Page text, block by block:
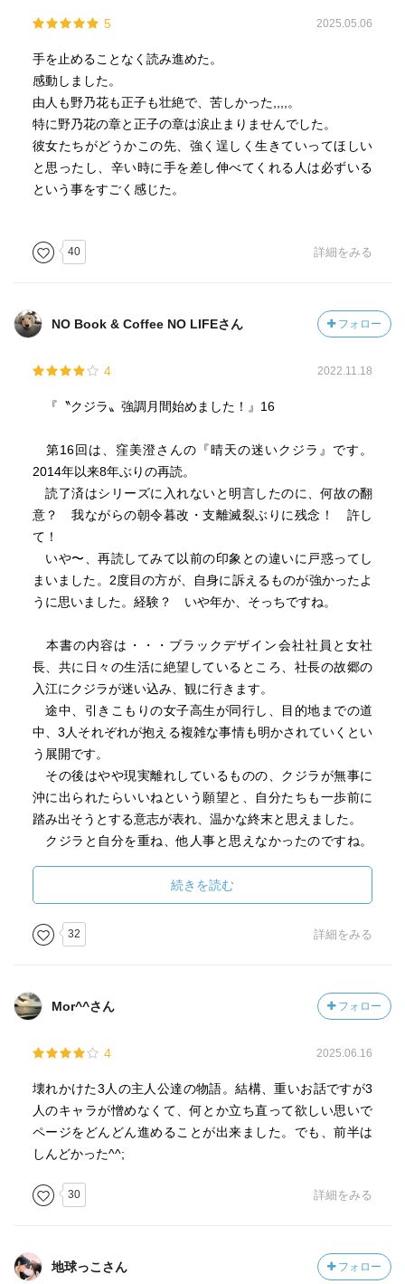
をしていた母親の元に誕生。『体の弱いお兄ちゃんと小さ
な妹』を大切にする『お母さんチーム』に対して、三人兄
妹の中で唯一『おばあちゃんチーム』で育つ。追われるよ
うにして上京。専門学校時代に『親が金持ち』のミカと出
会い付き合うも不穏な気配が…。『デザイン会社』で『下
っ端』として働くも暗雲立ち込め…。
らも缶詰工場で働く母親の元、『掘っ立て小屋のような』
家で育つ。『物心ついたころから』『絵を描くことが好
た後に上京。『デザイン会社』を興し社長を務める。由人
生。『細菌性髄膜炎で生後七カ月で死』んだ姉がいた。母
いとだめなのよ』と言い、『お母さんを大事にしてあげな
いと』と繰り返し正子を諭す父親の元に育つ。『午後五時
という門限』の中に高校生活を送る正子は、その生活自体
に違和感を感じていきます。
三人の主人公たちは、男性一人、女性二人、そして十代、
二十代、四十代と、全く異なる世界をそれぞれに生きてい
ます。そんな三人の接点は、上記の通り、野々花と由人は
子との繋がりですが、これを書くのはネタバレ？なのか？
と一瞬思いましたが、内容紹介にこんな風に説明されてい
ますので、そのまま触れておきます。
“デザイン会社に勤める由人は、失恋と激務でうつを発症し
た。社長の野乃花は、潰れゆく会社とともに人生を終わら
せる決意をした。死を選ぶ前にと、湾に迷い込んだクジラ
を見に南の半島へ向かった二人は、道中、女子高生の正子
を拾う”。
図らずもクジラとの接点までもが内容紹介に語られていま
すが、だからといってこの情報を事前に知ったとしてもこ
の主人公と正子が出会う、その運命の出会い、内容紹介
にし、クライマックスのクジラを見る場面が登場する第四
章へと繋がってるいく物語展開は、それまで鬱屈とした読
書を強いられた読者にとっても、まさしく光を見る展開で
『ぐるぐるとした同じ迷路。迷っているのはクジラと同じ
だ、と正子は思う』。
浅瀬へと迷い込み命の危機と紙一重な状況に陥るクジラ。
込められた想いを“みんな精一杯やっているんですよね...。
5 2025.05.06
手を止めることなく読み進めた。
感動しました。
由人も野乃花も正子も壮絶で、苦しかった,,,,。
特に野乃花の章と正子の章は涙止まりませんでした。
彼女たちがどうかこの先、強く逞しく生きていってほしい
と思ったし、辛い時に手を差し伸べてくれる人は必ずいる
という事をすごく感じた。
40 詳細をみる
NO Book & Coffee NO LIFEさん フォロー
4 2022.11.18
『〝クジラ〟強調月間始めました！』16
第16回は、窪美澄さんの『晴天の迷いクジラ』です。
2014年以来8年ぶりの再読。
読了済はシリーズに入れないと明言したのに、何故の翻
意？ 我ながらの朝令暮改・支離滅裂ぶりに残念！ 許し
て！
いや〜、再読してみて以前の印象との違いに戸惑ってし
まいました。2度目の方が、自身に訴えるものが強かったよ
うに思いました。経験？ いや年か、そっちですね。
本書の内容は・・・ブラックデザイン会社社員と女社
長、共に日々の生活に絶望しているところ、社長の故郷の
入江にクジラが迷い込み、観に行きます。
途中、引きこもりの女子高生が同行し、目的地までの道
中、3人それぞれが抱える複雑な事情も明かされていくとい
う展開です。
その後はやや現実離れしているものの、クジラが無事に
沖に出られたらいいねという願望と、自分たちも一歩前に
踏み出そうとする意志が表れ、温かな終末と思えました。
クジラと自分を重ね、他人事と思えなかったのですね。
日々悩みを抱え(ウソつけ！ この能天気！)でおりますが、
共有や共感の必要性も大事だと改めて感じました。
続きを読む
32 詳細をみる
Mor^^さん フォロー
4 2025.06.16
壊れかけた3人の主人公達の物語。結構、重いお話ですが3
人のキャラが憎めなくて、何とか立ち直って欲しい思いで
ページをどんどん進めることが出来ました。でも、前半は
しんどかった^^;
30 詳細をみる
地球っこさん フォロー